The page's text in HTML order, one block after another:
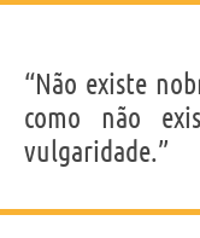
“Não existe
como não
vulgaridade.”